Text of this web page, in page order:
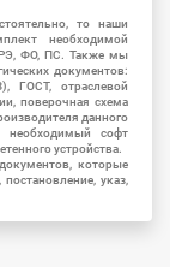
то наши
необходимой
РЭ, ФО, ПС. Также мы
документов:
ГОСТ, отраслевой
поверочная схема
данного
необходимый софт
устройства.
которые
указ,